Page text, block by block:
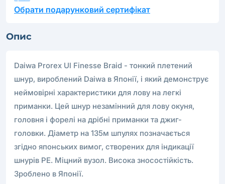
Обрати подарунковий сертифікат
Опис
Daiwa Prorex Ul Finesse Braid - тонкий плетений
шнур, вироблений Daiwa в Японії, і який демонструє
неймовірні характеристики для лову на легкі
приманки. Цей шнур незамінний для лову окуня,
головня і форелі на дрібні приманки та джиг-
головки. Діаметр на 135м шпулях позначається
згідно японських вимог, створених для індикації
шнурів PE. Міцний вузол. Висока зносостійкість.
Зроблено в Японії.